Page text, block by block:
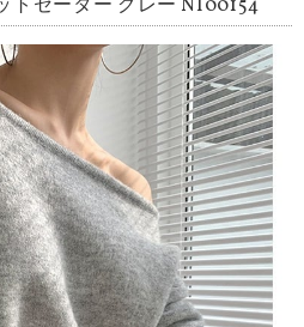
トセーター グレー NI00154